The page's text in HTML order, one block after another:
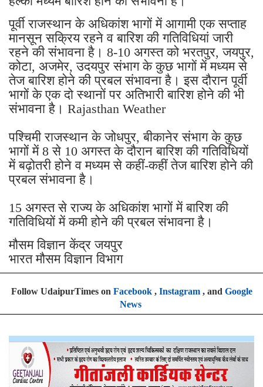
पूर्वी राजस्थान के अधिकांश भागों में आगामी एक सप्ताह
मानसून सक्रिय रहने व बारिश की गतिविधियां जारी
रहने की संभावना है। 8-10 अगस्त को भरतपुर, जयपुर,
कोटा, अजमेर, उदयपुर संभाग के कुछ भागों में मध्यम से
तेज बारिश होने की प्रबल संभावना है। इस दौरान पूर्वी
भागों के एक दो स्थानों पर अतिभारी बारिश होने की भी
संभावना है। Rajasthan Weather
पश्चिमी राजस्थान के जोधपुर, बीकानेर संभाग के कुछ
भागों में 8 से 10 अगस्त के दौरान बारिश की गतिविधियों
में बढ़ोतरी होने व मध्यम से कहीं-कहीं तेज बारिश होने की
प्रबल संभावना है।
15 अगस्त से राज्य के अधिकांश भागों में बारिश की
गतिविधियों में कमी होने की प्रबल संभावना है।
मौसम विज्ञान केंद्र जयपुर
भारत मौसम विज्ञान विभाग
Follow UdaipurTimes on Facebook, Instagram, and Google
News